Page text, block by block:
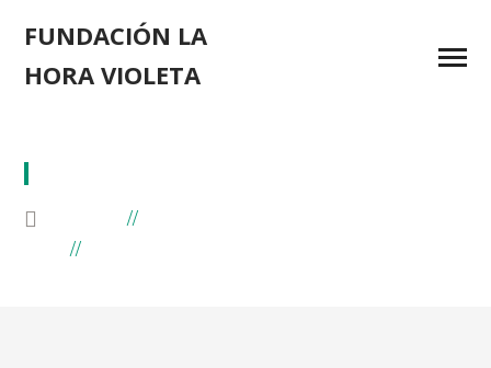
FUNDACIÓN LA
HORA VIOLETA